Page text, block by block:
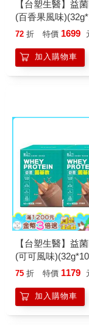
【台塑生醫】益
(百香果風味
3盒/組
72 折 特價 1699
加入購物車
【台塑生醫】益
(可可風味
盒/組
75 折 特價 1179
加入購物車